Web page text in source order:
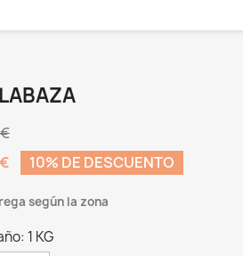
10% DE DESCUENTO
según la zona
1 KG